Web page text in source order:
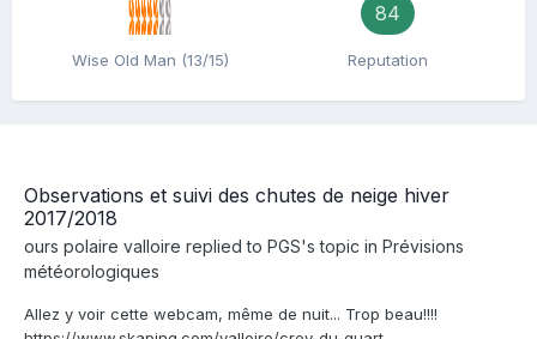
Wise Old Man (13/15)
84
Reputation
Observations et suivi des chutes de neige hiver
2017/2018
ours polaire valloire replied to PGS's topic in Prévisions
météorologiques
Allez y voir cette webcam, même de nuit... Trop beau!!!!